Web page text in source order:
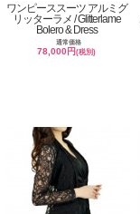
ワンピーススーツ アルミグ
リッターラメ / Glitterlame
Bolero & Dress
通常価格
78,000円(税別)